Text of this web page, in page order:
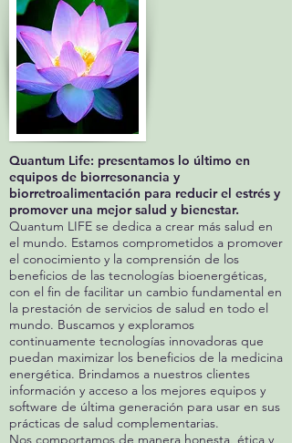
Quantum Life: presentamos lo último en
equipos de biorresonancia y
biorretroalimentación para reducir el estrés y
promover una mejor salud y bienestar.
Quantum LIFE se dedica a crear más salud en
el mundo. Estamos comprometidos a promover
el conocimiento y la comprensión de los
beneficios de las tecnologías bioenergéticas,
con el fin de facilitar un cambio fundamental en
la prestación de servicios de salud en todo el
mundo. Buscamos y exploramos
continuamente tecnologías innovadoras que
puedan maximizar los beneficios de la medicina
energética. Brindamos a nuestros clientes
información y acceso a los mejores equipos y
software de última generación para usar en sus
prácticas de salud complementarias.
Nos comportamos de manera honesta, ética y